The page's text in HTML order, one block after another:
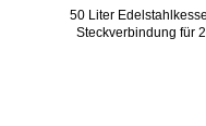
50 Liter
Steckverbindung für